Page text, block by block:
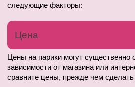
следующие факторы:
Цена
Цены на парики могут существенно
зависимости от магазина или
сравните цены, прежде чем сделать